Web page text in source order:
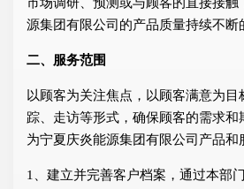
市场调研、预测或与顾客的直接接触
源集团有限公司的产品质量持续不断
二、服务范围
以顾客为关注焦点，以顾客满意为目
踪、走访等形式，确保顾客的需求和
为宁夏庆炎能源集团有限公司产品和
1、建立并完善客户档案，通过本部